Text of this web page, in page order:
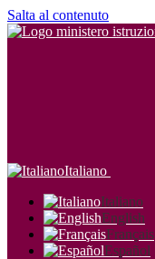
Salta al contenuto
Italiano
Italiano
English
Français
Español